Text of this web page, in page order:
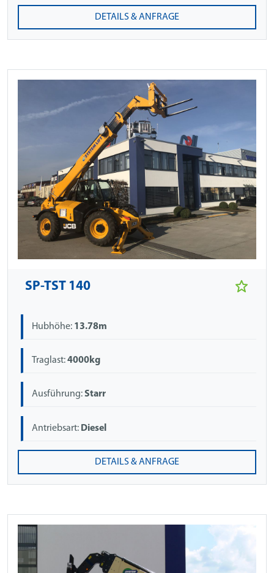
DETAILS & ANFRAGE
SP-TST 140
Hubhöhe: 13.78m
Traglast:4000kg
Ausführung:Starr
Antriebsart: Diesel
DETAILS & ANFRAGE